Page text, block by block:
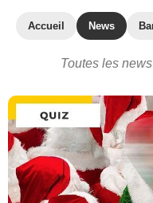
Accueil News
Toutes les